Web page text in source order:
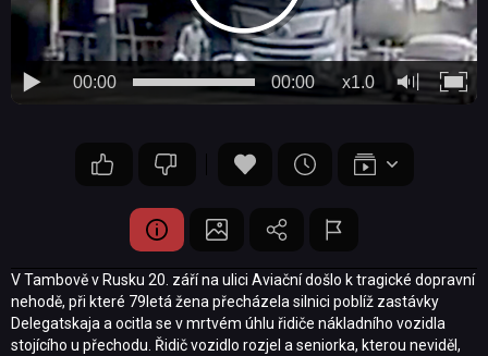
00:00 x1.0
00:00
V Tambově v Rusku 20. září na ulici Aviační došlo k tragické dopravní
nehodě, při které 79letá žena přecházela silnici poblíž zastávky
Delegatskaja a ocitla se v mrtvém úhlu řidiče nákladního vozidla
stojícího u přechodu. Řidič vozidlo rozjel a seniorka, kterou neviděl,